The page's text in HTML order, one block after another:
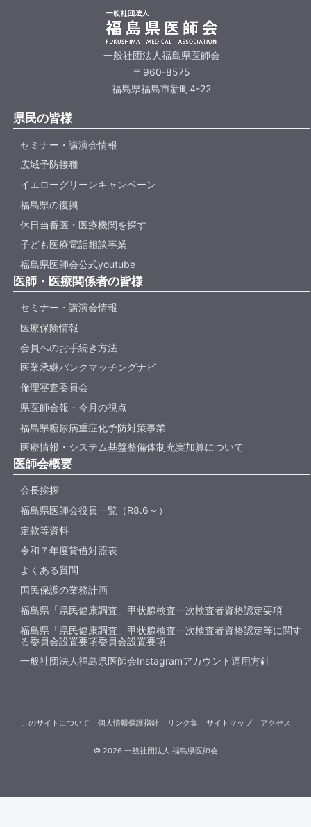
一般社団法人福島県医師会
〒960-8575
福島県福島市新町4-22
県民の皆様
セミナー・講演会情報
広域予防接種
イエローグリーンキャンペーン
福島県の復興
休日当番医・医療機関を探す
子ども医療電話相談事業
福島県医師会公式youtube
医師・医療関係者の皆様
セミナー・講演会情報
医療保険情報
会員へのお手続き方法
医業承継バンクマッチングナビ
倫理審査委員会
県医師会報・今月の視点
福島県糖尿病重症化予防対策事業
医療情報・システム基盤整備体制充実加算について
医師会概要
会長挨拶
福島県医師会役員一覧（R8.6～）
定款等資料
令和７年度貸借対照表
よくある質問
国民保護の業務計画
福島県「県民健康調査」甲状腺検査一次検査者資格認定要項
福島県「県民健康調査」甲状腺検査一次検査者資格認定等に関す
る委員会設置要項委員会設置要項
一般社団法人福島県医師会Instagramアカウント運用方針
© 2026一般社団法人 福島県医師会
このサイトについて 個人情報保護指針 リンク集 サイトマップ アクセス